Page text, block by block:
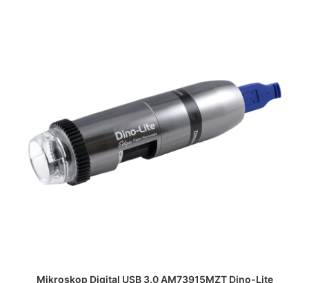
DAPATKAN PENAWARAN HARGA
Mikroskop Digital USB 3.0 AM73915MZT Dino-Lite